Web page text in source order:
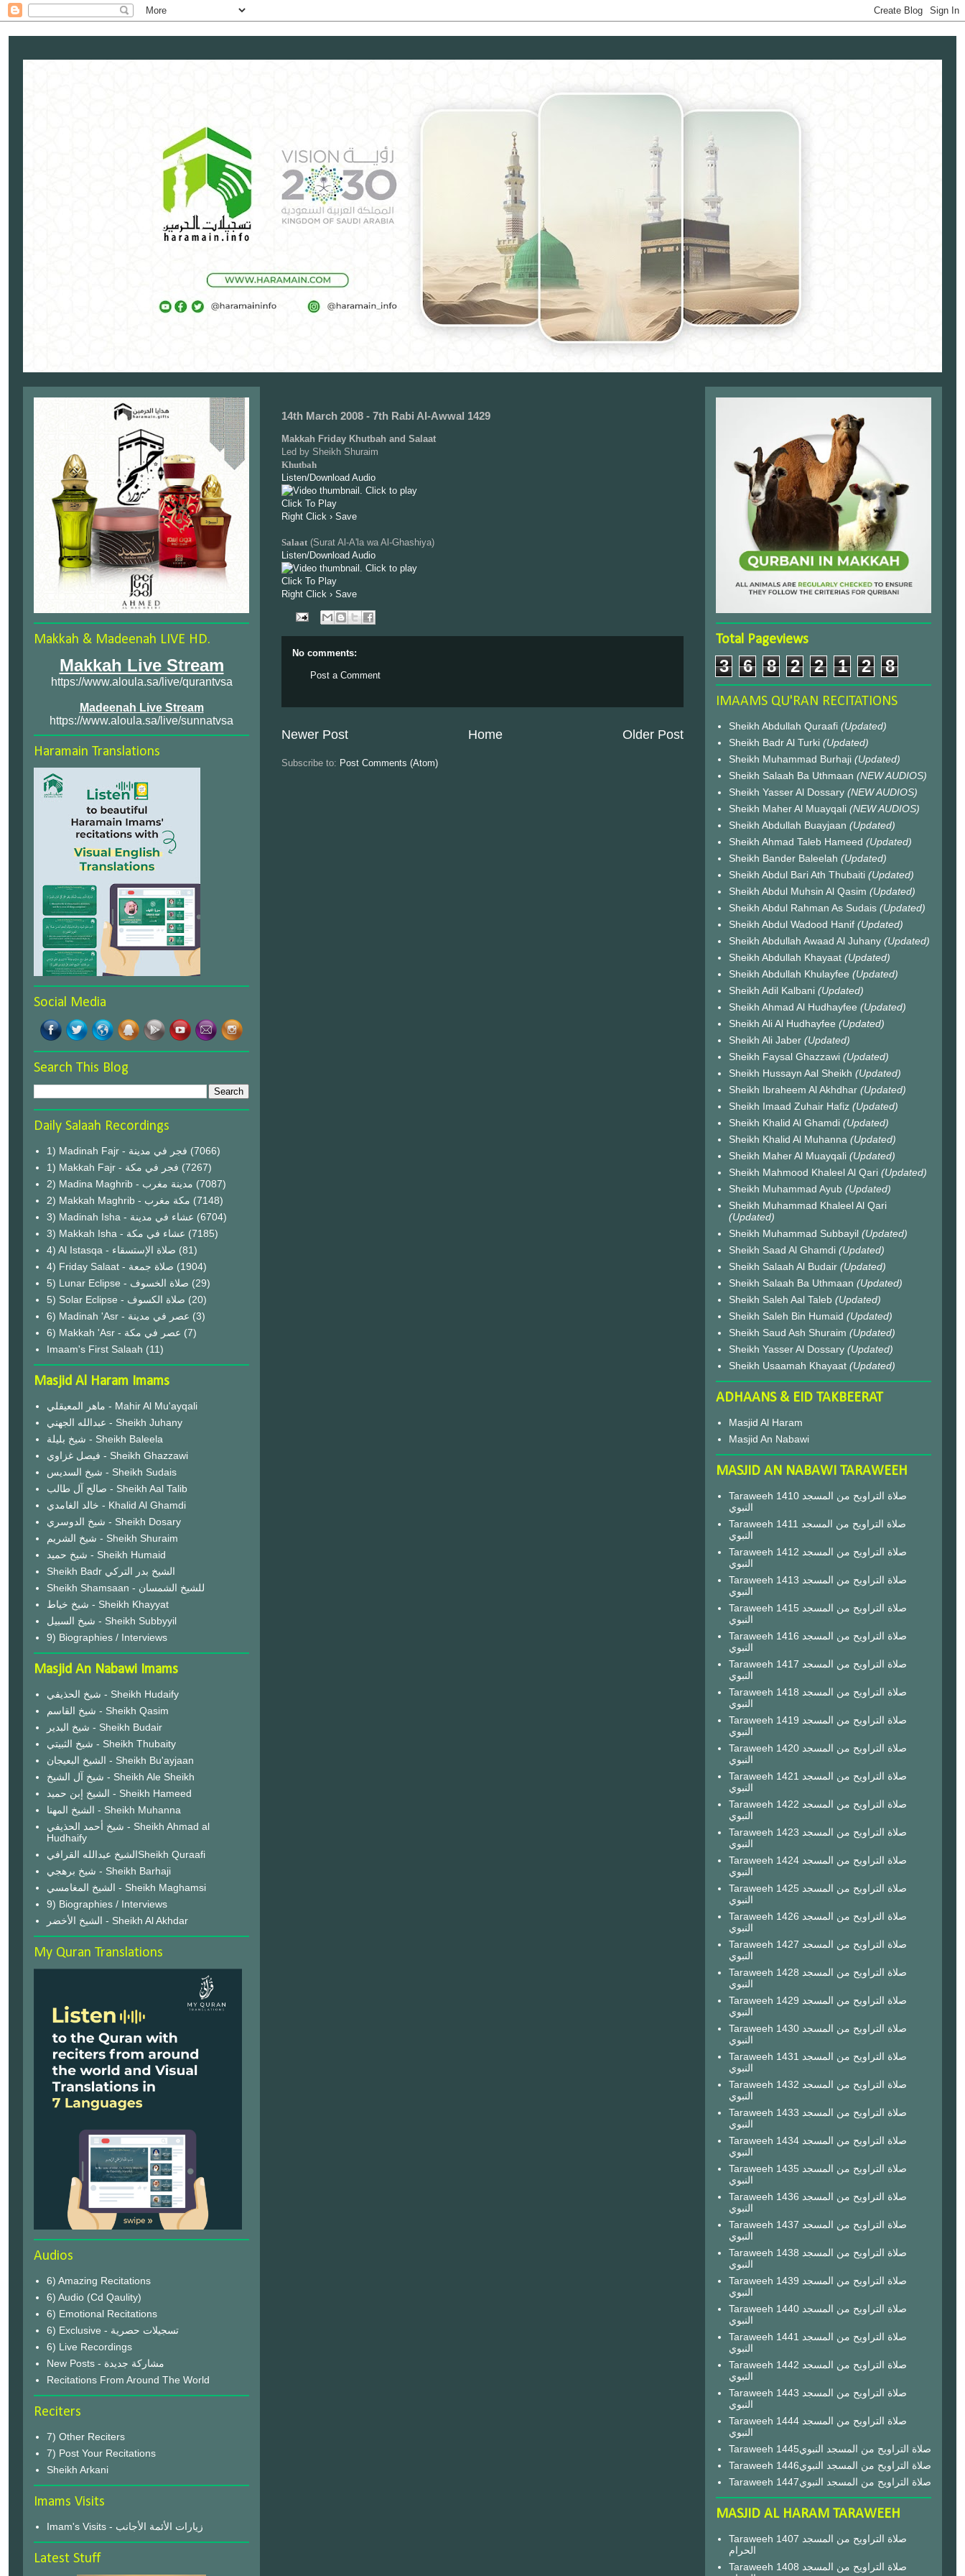
14th March 2008 - 7th Rabi Al-Awwal 1429
Makkah Friday Khutbah and Salaat
Led by Sheikh Shuraim
Khutbah
Listen/Download Audio
Click To Play
Right Click › Save
Salaat (Surat Al-A'la wa Al-Ghashiya)
Listen/Download Audio
Click To Play
Right Click › Save
No comments:
Post a Comment
Newer Post Older Post
Home
Subscribe to: Post Comments (Atom)
Makkah & Madeenah LIVE HD.
Makkah Live Stream
https://www.aloula.sa/live/qurantvsa
Madeenah Live Stream
https://www.aloula.sa/live/sunnatvsa
Haramain Translations
Social Media
Search This Blog
Daily Salaah Recordings
1) Madinah Fajr - فجر في مدينة (7066)
1) Makkah Fajr - فجر في مكة (7267)
2) Madina Maghrib - مدينة مغرب (7087)
2) Makkah Maghrib - مكة مغرب (7148)
3) Madinah Isha - عشاء في مدينة (6704)
3) Makkah Isha - عشاء في مكة (7185)
4) Al Istasqa - صلاة الإستسقاء (81)
4) Friday Salaat - صلاة جمعة (1904)
5) Lunar Eclipse - صلاة الخسوف (29)
(20)
6) Madinah 'Asr - عصر في مدينة (3)
6) Makkah 'Asr - عصر في مكة (7)
Imaam's First Salaah (11)
Masjid Al Haram Imams
ماهر المعيقلي - Mahir Al Mu'ayqali
عبدالله الجهني - Sheikh Juhany
شيخ بليلة - Sheikh Baleela
فيصل غزاوي - Sheikh Ghazzawi
شيخ السديس - Sheikh Sudais
صالح آل طالب - Sheikh Aal Talib
خالد الغامدي - Khalid Al Ghamdi
شيخ الدوسري - Sheikh Dosary
شيخ الشريم - Sheikh Shuraim
شيخ حميد - Sheikh Humaid
Sheikh Badr الشيخ بدر التركي
Sheikh Shamsaan - للشيخ الشمسان
شيخ خياط - Sheikh Khayyat
شيخ السبيل - Sheikh Subbyyil
9) Biographies / Interviews
Masjid An Nabawi Imams
شيخ الحذيفي - Sheikh Hudaify
شيخ القاسم - Sheikh Qasim
شيخ البدير - Sheikh Budair
شيخ الثبيتي - Sheikh Thubaity
الشيخ البعيجان - Sheikh Bu'ayjaan
شيخ آل الشيخ - Sheikh Ale Sheikh
الشيخ إبن حميد - Sheikh Hameed
الشيخ المهنا - Sheikh Muhanna
شيخ أحمد الحذيفي - Sheikh Ahmad al
Hudhaify
الشيخ عبدالله القرافيSheikh Quraafi
شيخ برهجي - Sheikh Barhaji
الشيخ المغامسي - Sheikh Maghamsi
9) Biographies / Interviews
الشيخ الأخضر - Sheikh Al Akhdar
My Quran Translations
Audios
6) Amazing Recitations
6) Audio (Cd Qaulity)
6) Emotional Recitations
6) Exclusive - تسجيلات حصرية
6) Live Recordings
New Posts - مشاركة جديدة
Recitations From Around The World
Reciters
7) Other Reciters
7) Post Your Recitations
Sheikh Arkani
Imams Visits
Imam's Visits - زيارات الأئمة الأجانب
Latest Stuff
Total Pageviews
3 6 8 2 2 1 2 8
IMAAMS QU'RAN RECITATIONS
Sheikh Abdullah Quraafi (Updated)
Sheikh Badr Al Turki (Updated)
Sheikh Muhammad Burhaji (Updated)
Sheikh Salaah Ba Uthmaan (NEW AUDIOS)
Sheikh Yasser Al Dossary (NEW AUDIOS)
Sheikh Maher Al Muayqali (NEW AUDIOS)
Sheikh Abdullah Buayjaan (Updated)
Sheikh Ahmad Taleb Hameed (Updated)
Sheikh Bander Baleelah (Updated)
Sheikh Abdul Bari Ath Thubaiti (Updated)
Sheikh Abdul Muhsin Al Qasim (Updated)
Sheikh Abdul Rahman As Sudais (Updated)
Sheikh Abdul Wadood Hanif (Updated)
Sheikh Abdullah Awaad Al Juhany (Updated)
Sheikh Abdullah Khayaat (Updated)
Sheikh Abdullah Khulayfee (Updated)
Sheikh Adil Kalbani (Updated)
Sheikh Ahmad Al Hudhayfee (Updated)
Sheikh Ali Al Hudhayfee (Updated)
Sheikh Ali Jaber (Updated)
Sheikh Faysal Ghazzawi (Updated)
Sheikh Hussayn Aal Sheikh (Updated)
Sheikh Ibraheem Al Akhdhar (Updated)
Sheikh Imaad Zuhair Hafiz (Updated)
Sheikh Khalid Al Ghamdi (Updated)
Sheikh Khalid Al Muhanna (Updated)
Sheikh Maher Al Muayqali (Updated)
Sheikh Mahmood Khaleel Al Qari (Updated)
Sheikh Muhammad Ayub (Updated)
Sheikh Muhammad Khaleel Al Qari
(Updated)
Sheikh Muhammad Subbayil (Updated)
Sheikh Saad Al Ghamdi (Updated)
Sheikh Salaah Al Budair (Updated)
Sheikh Salaah Ba Uthmaan (Updated)
Sheikh Saleh Aal Taleb (Updated)
Sheikh Saleh Bin Humaid (Updated)
Sheikh Saud Ash Shuraim (Updated)
Sheikh Yasser Al Dossary (Updated)
Sheikh Usaamah Khayaat (Updated)
ADHAANS & EID TAKBEERAT
Masjid Al Haram
Masjid An Nabawi
MASJID AN NABAWI TARAWEEH
Taraweeh 1410 صلاة التراويح من المسجد
النبوي
Taraweeh 1411 صلاة التراويح من المسجد
النبوي
Taraweeh 1412 صلاة التراويح من المسجد
النبوي
Taraweeh 1413 صلاة التراويح من المسجد
النبوي
Taraweeh 1415 صلاة التراويح من المسجد
النبوي
Taraweeh 1416 صلاة التراويح من المسجد
النبوي
Taraweeh 1417 صلاة التراويح من المسجد
النبوي
Taraweeh 1418 صلاة التراويح من المسجد
النبوي
Taraweeh 1419 صلاة التراويح من المسجد
النبوي
Taraweeh 1420 صلاة التراويح من المسجد
النبوي
Taraweeh 1421 صلاة التراويح من المسجد
النبوي
Taraweeh 1422 صلاة التراويح من المسجد
النبوي
Taraweeh 1423 صلاة التراويح من المسجد
النبوي
Taraweeh 1424 صلاة التراويح من المسجد
النبوي
Taraweeh 1425 صلاة التراويح من المسجد
النبوي
Taraweeh 1426 صلاة التراويح من المسجد
النبوي
Taraweeh 1427 صلاة التراويح من المسجد
النبوي
Taraweeh 1428 صلاة التراويح من المسجد
النبوي
Taraweeh 1429 صلاة التراويح من المسجد
النبوي
Taraweeh 1430 صلاة التراويح من المسجد
النبوي
Taraweeh 1431 صلاة التراويح من المسجد
النبوي
Taraweeh 1432 صلاة التراويح من المسجد
النبوي
Taraweeh 1433 صلاة التراويح من المسجد
النبوي
Taraweeh 1434 صلاة التراويح من المسجد
النبوي
Taraweeh 1435 صلاة التراويح من المسجد
النبوي
Taraweeh 1436 صلاة التراويح من المسجد
النبوي
Taraweeh 1437 صلاة التراويح من المسجد
النبوي
Taraweeh 1438 صلاة التراويح من المسجد
النبوي
Taraweeh 1439 صلاة التراويح من المسجد
النبوي
Taraweeh 1440 صلاة التراويح من المسجد
النبوي
Taraweeh 1441 صلاة التراويح من المسجد
النبوي
Taraweeh 1442 صلاة التراويح من المسجد
النبوي
Taraweeh 1443 صلاة التراويح من المسجد
النبوي
Taraweeh 1444 صلاة التراويح من المسجد
النبوي
Taraweeh 1445صلاة التراويح من المسجد النبوي
Taraweeh 1446صلاة التراويح من المسجد النبوي
Taraweeh 1447صلاة التراويح من المسجد النبوي
MASJID AL HARAM TARAWEEH
Taraweeh 1407 صلاة التراويح من المسجد
الحرام
Taraweeh 1408 صلاة التراويح من المسجد